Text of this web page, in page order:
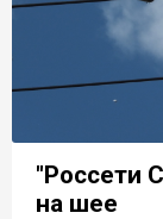
"Россети
на шее